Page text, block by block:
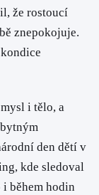
že rostoucí
znepokojuje.
i tělo, a
den dětí v
kde sledoval
během hodin